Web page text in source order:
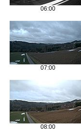
06:00
07:00
08:00